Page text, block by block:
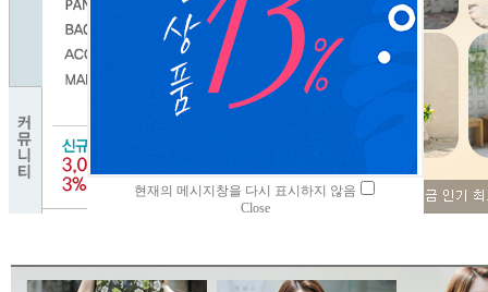
현재의 메시지창을 다시 표시하지 않음
Close